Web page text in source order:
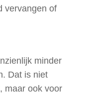
vervangen of
minder
Dat is niet
maar ook voor